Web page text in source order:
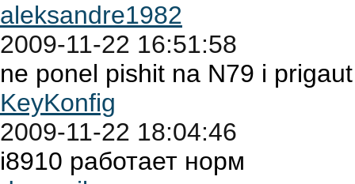
aleksandre1982
2009-11-22 16:51:58
ne ponel pishit na N79 i
KeyKonfig
2009-11-22 18:04:46
i8910 работает норм